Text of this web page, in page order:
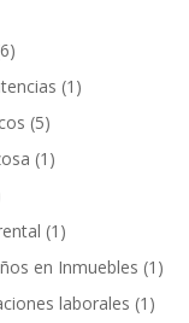
(1)
(5)
(1)
(1)
en Inmuebles (1)
laborales (1)